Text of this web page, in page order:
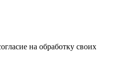
на обработку своих